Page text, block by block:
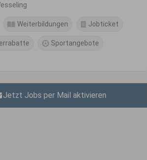
Weiterbildungen Jobticket
Sportangebote
Jetzt Jobs per Mail aktivieren